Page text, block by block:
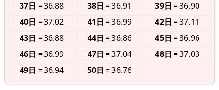
37日
36.88 38日 36.91 39日
36.90
40日
37.02 41日 36.99 42日
37.11
43日
36.88 44日 36.86 45日
36.96
46日
36.99 47日 37.04 48日
37.03
49日
36.94 50日 36.76